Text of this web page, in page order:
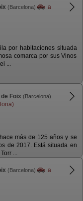
(Barcelona)
a
por habitaciones situada
comarca por sus Vinos
...
Foix (Barcelona)
más de 125 años y se
de 2017. Está situada en
...
(Barcelona)
a